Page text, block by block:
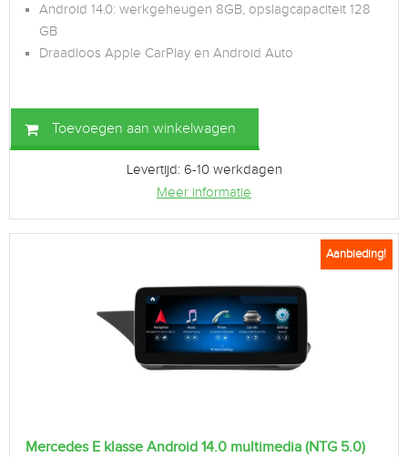
Android 14.0: werkgeheugen 8GB, opslagcapaciteit 128
GB
Draadloos Apple CarPlay en Android Auto
Toevoegen aan winkelwagen
Levertijd: 6-10 werkdagen
Meer informatie
Aanbieding!
Mercedes E klasse Android 14.0 multimedia (NTG 5.0)